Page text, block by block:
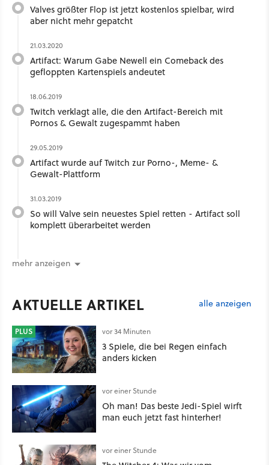
Valves größter Flop ist jetzt kostenlos spielbar, wird
aber nicht mehr gepatcht
21.03.2020
Artifact: Warum Gabe Newell ein Comeback des
gefloppten Kartenspiels andeutet
18.06.2019
Twitch verklagt alle, die den Artifact-Bereich mit
Pornos & Gewalt zugespammt haben
29.05.2019
Artifact wurde auf Twitch zur Porno-, Meme- &
Gewalt-Plattform
31.03.2019
So will Valve sein neuestes Spiel retten - Artifact soll
komplett überarbeitet werden
mehr anzeigen
AKTUELLE ARTIKEL alle anzeigen
PLUS vor 34 Minuten
3 Spiele, die bei Regen einfach
anders kicken
vor einer Stunde
Oh man! Das beste Jedi-Spiel wirft
man euch jetzt fast hinterher!
vor einer Stunde